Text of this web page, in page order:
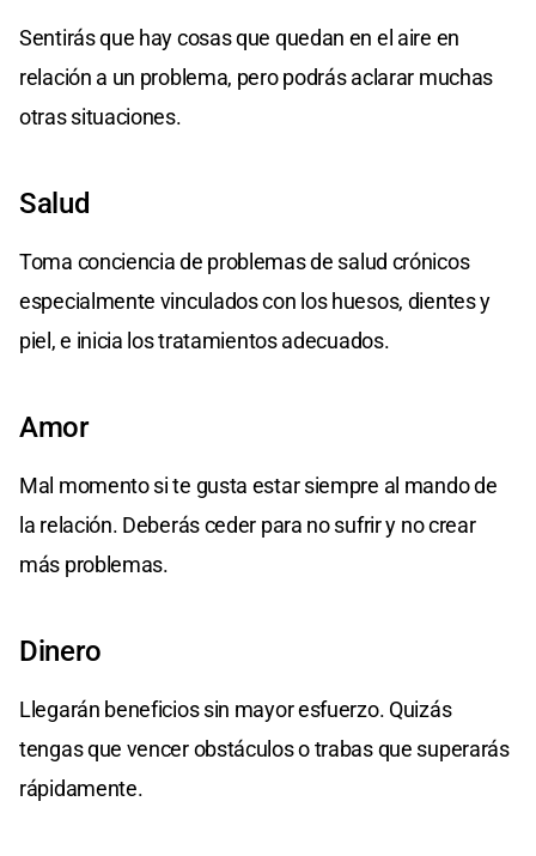
Sentirás que hay cosas que quedan en el aire en
relación a un problema, pero podrás aclarar muchas
otras situaciones.
Salud
Toma conciencia de problemas de salud crónicos
especialmente vinculados con los huesos, dientes y
piel, e inicia los tratamientos adecuados.
Amor
Mal momento si te gusta estar siempre al mando de
la relación. Deberás ceder para no sufrir y no crear
más problemas.
Dinero
Llegarán beneficios sin mayor esfuerzo. Quizás
tengas que vencer obstáculos o trabas que superarás
rápidamente.